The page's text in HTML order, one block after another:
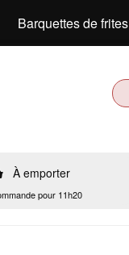
Barquettes de frites
À emporter
pour 11h20